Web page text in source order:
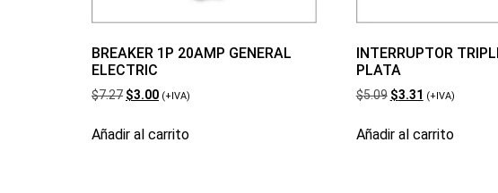
BREAKER 1P 20AMP GENERAL
ELECTRIC
$7.27 $3.00 (+IVA)
Añadir al carrito
INTERRUPTOR
PLATA
$5.09 $3.31 (+IVA)
Añadir al carrito